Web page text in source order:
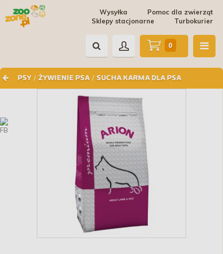
Pomoc dla zwierząt
Wysyłka
Turbokurier
Sklepy stacjonarne
PSY / ŻYWIENIE PSA / SUCHA KARMA DLA PSA
0